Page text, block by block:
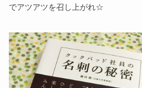
でアツアツを召し上がれ☆